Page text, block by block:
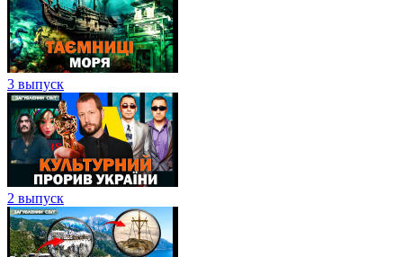
3 выпуск
2 выпуск